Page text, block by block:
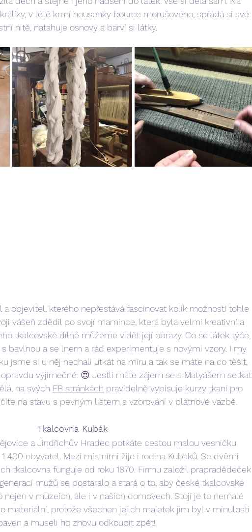
v létě krmí housenky bource morušového, spřádá si své
nitě, natahuje osnovy a barví si látky.
a objevitel, kterého nepřestává fascinovat kolik možností tohle
vášeň zdědil po svojí mamince, která byla velmi kreativní a
tkalcovské dílně můžeme vidět její obrazy. Co se látek týče,
bavlnou a se lnem a rád experimentuje s novými vzory. I my
jsme si u něj nechali utkát na míru a tak se máte na co těšit,
výjimečné. 😍 Jestli máte zájem se s Matyášem setkat
na svých FB stránkách pravidelně vypisuje kurzy tkaní pro
na stavu s pevným listem a vzorování v plátnové vazbě.
Tkalcovna Kubák
400 obyvatel. Mezi místními žije i rodina Kubáků. Se dvěmi
tkalcovna funguje od roku 1870. Firmu založil prapradědeček
mužů se postaralo a stará o to, aby české tkalcovské
nejen v muzeích, ale i v našich domovech. Stojí je to nemalé
materiální, protože všechen jejich majetek jim byl v minulosti
a museli ho znovu odkoupit zpět!